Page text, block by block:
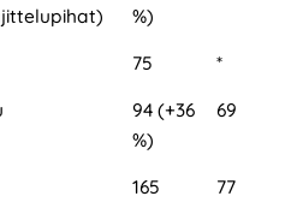
%)
75
*
94 (+36
%)
69
165
77